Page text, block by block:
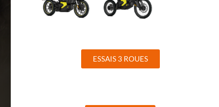
ESSAIS 3 ROUES